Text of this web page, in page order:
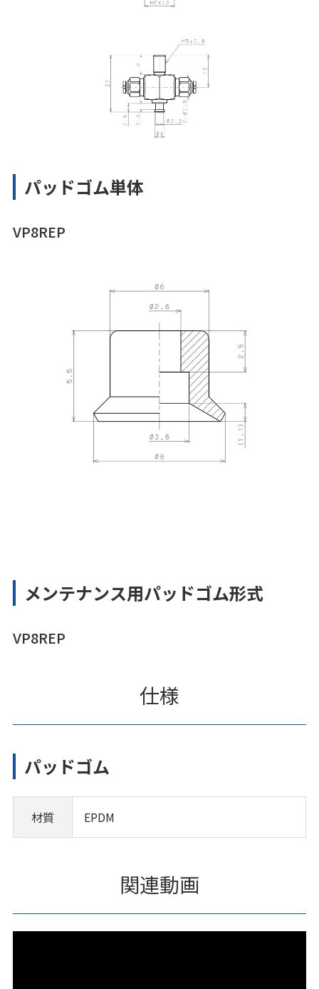
パッドゴム単体
VP8REP
メンテナンス用パッドゴム形式
VP8REP
仕様
パッドゴム
材質 EPDM
関連動画